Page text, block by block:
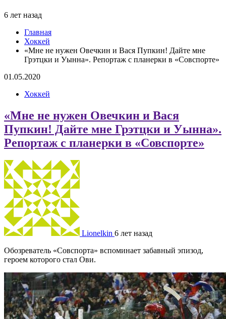
6 лет назад
Главная
Хоккей
«Мне не нужен Овечкин и Вася Пупкин! Дайте мне
Грэтцки и Уынна». Репортаж с планерки в «Совспорте»
01.05.2020
Хоккей
«Мне не нужен Овечкин и Вася
Пупкин! Дайте мне Грэтцки и Уынна».
Репортаж с планерки в «Совспорте»
Lionelkin 6 лет назад
Обозреватель «Совспорта» вспоминает забавный эпизод,
героем которого стал Ови.